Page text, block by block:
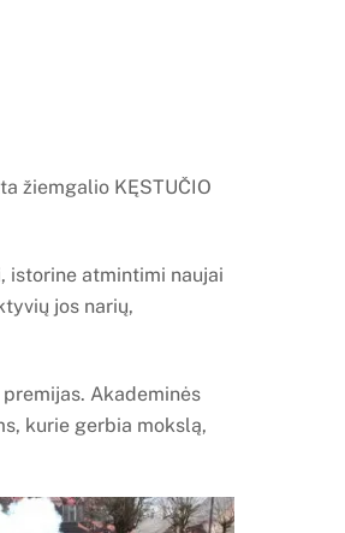
žiemgalio KĘSTUČIO
istorine atmintimi naujai
jos narių,
Akademinės
kurie gerbia mokslą,